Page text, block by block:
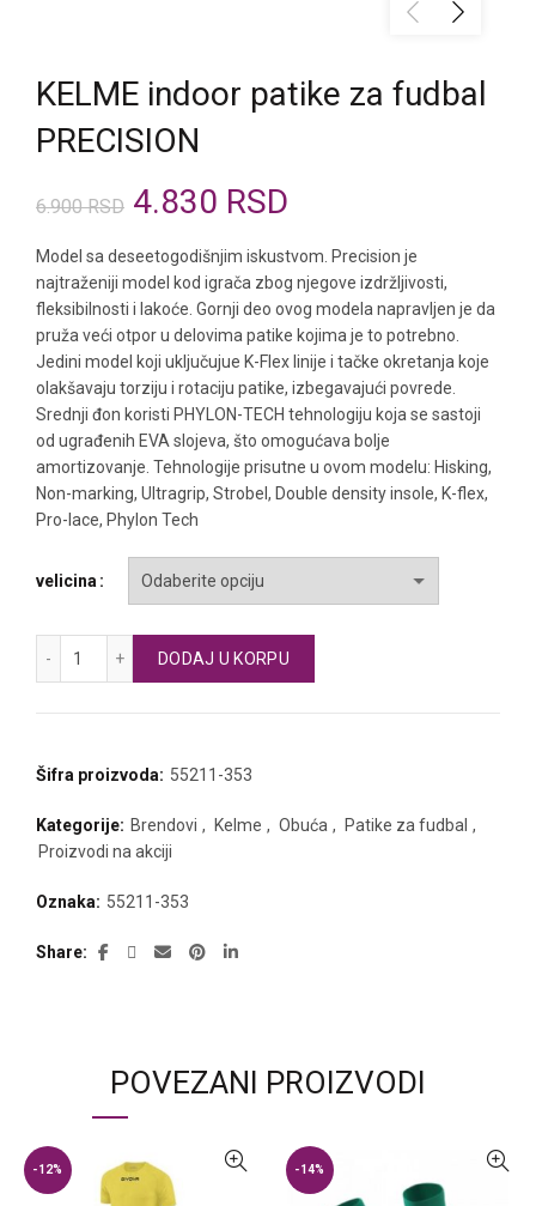
KELME indoor patike za fudbal
PRECISION
6.900RSD Originalna
cena
je
bila:
6.900 RSD.
4.830 RSD
cena
je:
4.830 RSD.
Model sa deseetogodišnjim iskustvom. Precision je
najtraženiji model kod igrača zbog njegove izdržljivosti,
fleksibilnosti i lakoće. Gornji deo ovog modela napravljen je da
pruža veći otpor u delovima patike kojima je to potrebno.
Jedini model koji uključujue K-Flex linije i tačke okretanja koje
olakšavaju torziju i rotaciju patike, izbegavajući povrede.
Srednji đon koristi PHYLON-TECH tehnologiju koja se sastoji
od ugrađenih EVA slojeva, što omogućava bolje
amortizovanje. Tehnologije prisutne u ovom modelu: Hisking,
Non-marking, Ultragrip, Strobel, Double density insole, K-flex,
Pro-lace, Phylon Tech
velicina
DODAJ U KORPU
Šifra proizvoda: 55211-353
Kategorije: Brendovi , Kelme , Obuća , Patike za fudbal ,
Proizvodi na akciji
Oznaka: 55211-353
Share
POVEZANI PROIZVODI
-12% -14%